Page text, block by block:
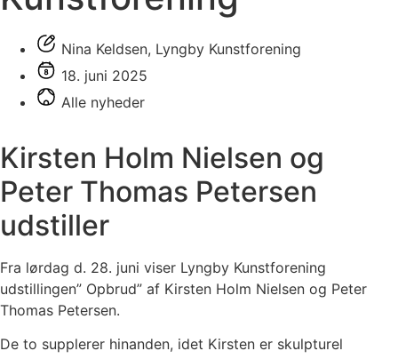
Nina Keldsen, Lyngby Kunstforening
18. juni 2025
Alle nyheder
Kirsten Holm Nielsen og
Peter Thomas Petersen
udstiller
Fra lørdag d. 28. juni viser Lyngby Kunstforening
udstillingen” Opbrud” af Kirsten Holm Nielsen og Peter
Thomas Petersen.
De to supplerer hinanden, idet Kirsten er skulpturel